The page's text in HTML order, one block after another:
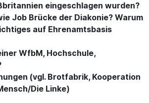
eingeschlagen wurden?
Job Brücke der Diakonie? Warum
auf Ehrenamtsbasis
WfbM, Hochschule,
(vgl. Brotfabrik, Kooperation
Die Linke)